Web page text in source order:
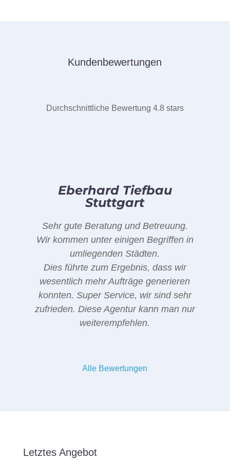
Kundenbewertungen
Durchschnittliche Bewertung 4.8 stars
Eberhard Tiefbau
Stuttgart
Sehr gute Beratung und Betreuung.
Wir kommen unter einigen Begriffen in
umliegenden Städten.
Dies führte zum Ergebnis, dass wir
wesentlich mehr Aufträge generieren
konnten. Super Service, wir sind sehr
zufrieden. Diese Agentur kann man nur
weiterempfehlen.
Alle Bewertungen
Letztes Angebot